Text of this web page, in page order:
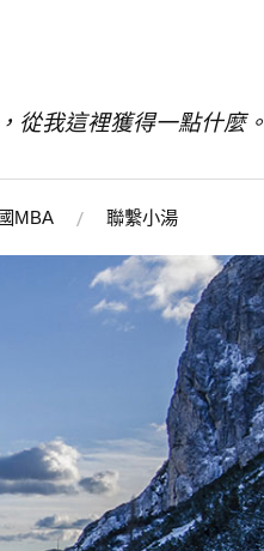
從我這裡獲得一點什麼。
MBA 聯繫小湯